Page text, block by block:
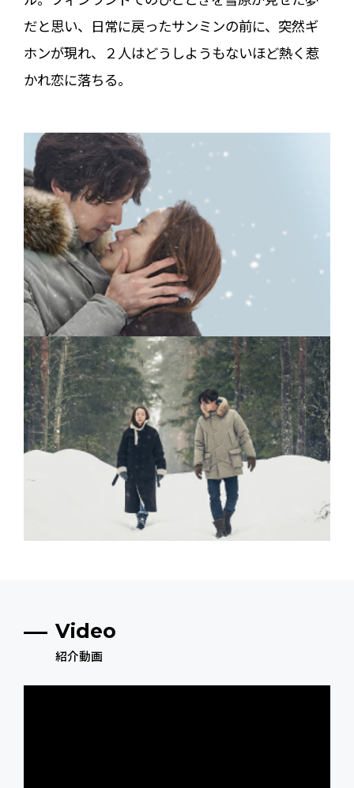
だと思い、日常に戻ったサンミンの前に、突然ギ
ホンが現れ、２人はどうしようもないほど熱く惹
かれ恋に落ちる。
Video
紹介動画